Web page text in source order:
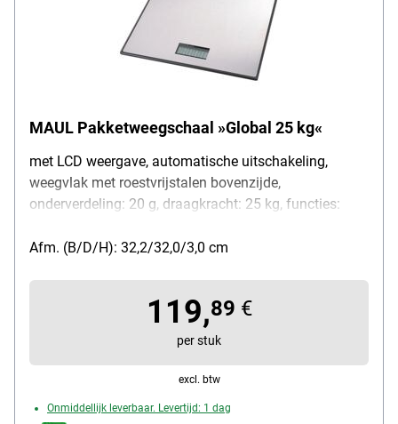
MAUL Pakketweegschaal »Global 25 kg«
met LCD weergave, automatische uitschakeling,
weegvlak met roestvrijstalen bovenzijde,
onderverdeling: 20 g, draagkracht: 25 kg, functies:
micro batterij (AAA)
Afm. (B/D/H): 32,2/32,0/3,0 cm
119,89 €
per stuk
excl. btw
Onmiddellijk leverbaar. Levertijd: 1 dag